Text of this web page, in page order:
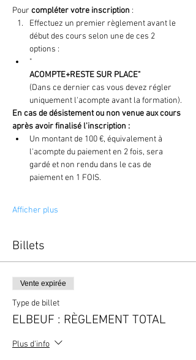
Pour compléter votre inscription :
Effectuez un premier règlement avant le
début des cours selon une de ces 2
options :
"
ACOMPTE+RESTE SUR PLACE"
(Dans ce dernier cas vous devez régler
uniquement l'acompte avant la formation).
En cas de désistement ou non venue aux cours
après avoir finalisé l'inscription :
Un montant de 100 €, équivalement à
l'acompte du paiement en 2 fois, sera
gardé et non rendu dans le cas de
paiement en 1 FOIS.
Afficher plus
Billets
Vente expirée
Type de billet
ELBEUF : RÈGLEMENT TOTAL
Plus d'info